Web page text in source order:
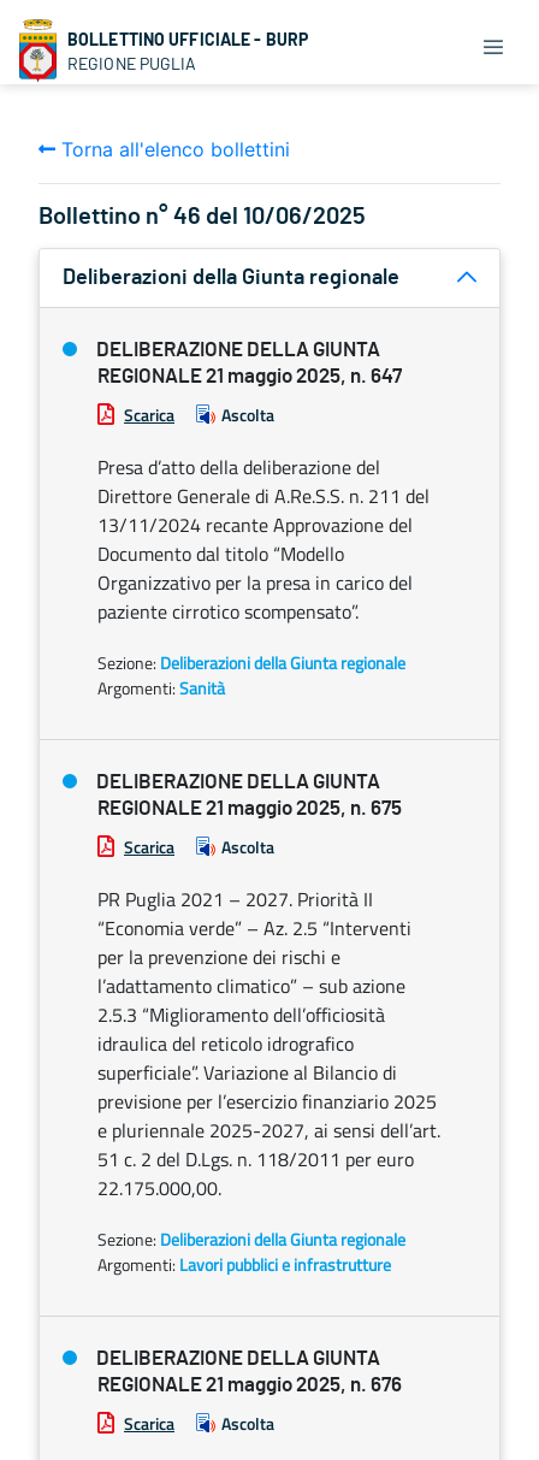
BOLLETTINO UFFICIALE - BURP
REGIONE PUGLIA
Torna all'elenco bollettini
Bollettino n° 46 del 10/06/2025
Deliberazioni della Giunta regionale
DELIBERAZIONE DELLA GIUNTA
REGIONALE 21 maggio 2025, n. 647
Scarica Ascolta
Presa d’atto della deliberazione del
Direttore Generale di A.Re.S.S. n. 211 del
13/11/2024 recante Approvazione del
Documento dal titolo “Modello
Organizzativo per la presa in carico del
paziente cirrotico scompensato”.
Sezione: Deliberazioni della Giunta regionale
Argomenti:Sanità
DELIBERAZIONE DELLA GIUNTA
REGIONALE 21 maggio 2025, n. 675
Scarica Ascolta
PR Puglia 2021 – 2027. Priorità II
“Economia verde” – Az. 2.5 “Interventi
per la prevenzione dei rischi e
l’adattamento climatico” – sub azione
2.5.3 “Miglioramento dell’officiosità
idraulica del reticolo idrografico
superficiale”. Variazione al Bilancio di
previsione per l’esercizio finanziario 2025
e pluriennale 2025-2027, ai sensi dell’art.
51 c. 2 del D.Lgs. n. 118/2011 per euro
22.175.000,00.
Sezione: Deliberazioni della Giunta regionale
Argomenti: Lavori pubblici e infrastrutture
DELIBERAZIONE DELLA GIUNTA
REGIONALE 21 maggio 2025, n. 676
Scarica Ascolta